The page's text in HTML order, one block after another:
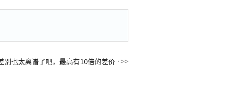
别也太离谱了吧，最高有10倍的差价